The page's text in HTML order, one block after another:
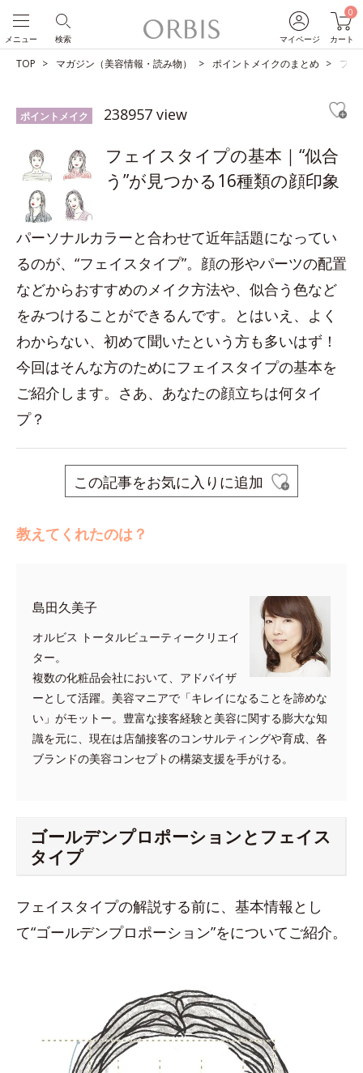
マイページ
0
カート
検索
メニュー
TOP マガジン（美容情報・読み物） ポイントメイクのまとめ フェ
ポイントメイク 238957 view
フェイスタイプの基本｜“似合
う”が見つかる16種類の顔印象
パーソナルカラーと合わせて近年話題になってい
るのが、“フェイスタイプ”。顔の形やパーツの配置
などからおすすめのメイク方法や、似合う色など
をみつけることができるんです。とはいえ、よく
わからない、初めて聞いたという方も多いはず！
今回はそんな方のためにフェイスタイプの基本を
ご紹介します。さあ、あなたの顔立ちは何タイ
プ？
この記事をお気に入りに追加
教えてくれたのは？
島田久美子
オルビス トータルビューティークリエイ
ター。
複数の化粧品会社において、アドバイザ
ーとして活躍。美容マニアで「キレイになることを諦めな
い」がモットー。豊富な接客経験と美容に関する膨大な知
識を元に、現在は店舗接客のコンサルティングや育成、各
ブランドの美容コンセプトの構築支援を手がける。
ゴールデンプロポーションとフェイス
タイプ
フェイスタイプの解説する前に、基本情報とし
て“ゴールデンプロポーション”をについてご紹介。